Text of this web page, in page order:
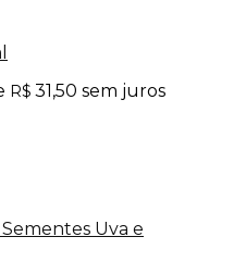
R$ 31,50 sem juros
Uva e